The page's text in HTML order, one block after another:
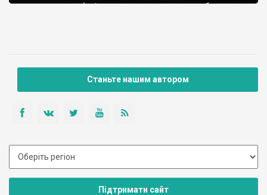
часу заснування (за іншими даними перша церква була вже
Станьте нашим автором
Підтримати сайт